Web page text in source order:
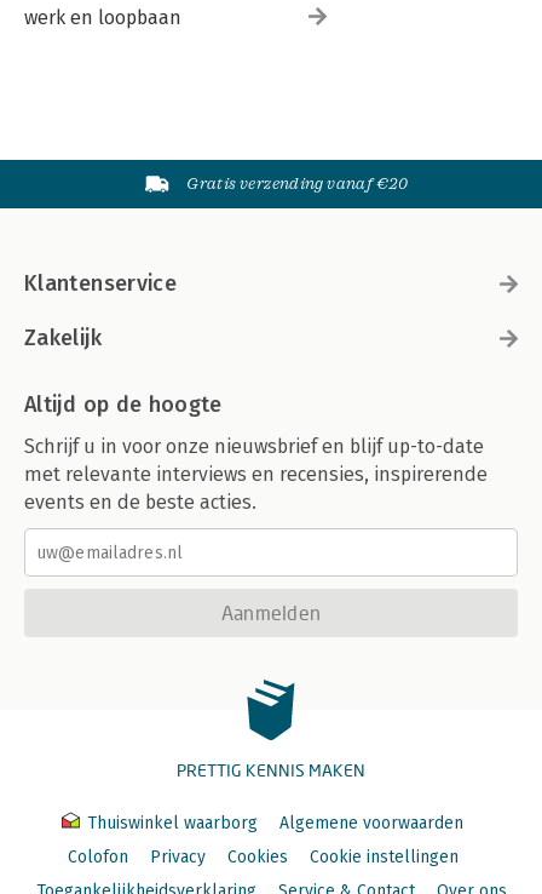
werk en loopbaan
Gratis verzending vanaf €20
Klantenservice
Zakelijk
Altijd op de hoogte
Schrijf u in voor onze nieuwsbrief en blijf up-to-date
met relevante interviews en recensies, inspirerende
events en de beste acties.
Aanmelden
PRETTIG KENNIS MAKEN
Thuiswinkel waarborg
Algemene voorwaarden
Colofon
Privacy Cookies
Cookie instellingen